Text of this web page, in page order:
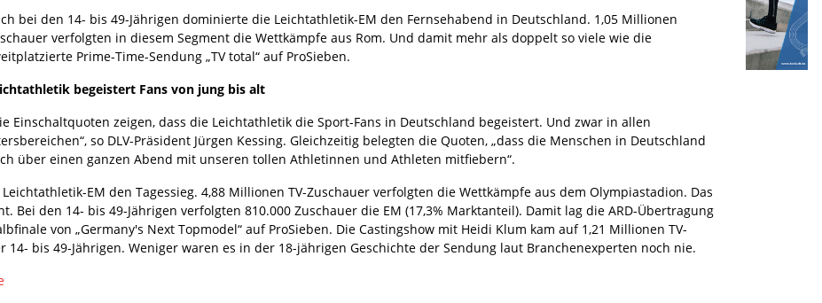
bei den 14- bis 49-Jährigen dominierte die Leichtathletik-EM den Fernsehabend in Deutschland. 1,05 Millionen
verfolgten in diesem Segment die Wettkämpfe aus Rom. Und damit mehr als doppelt so viele wie die
Prime-Time-Sendung „TV total“ auf ProSieben.
begeistert Fans von jung bis alt
Einschaltquoten zeigen, dass die Leichtathletik die Sport-Fans in Deutschland begeistert. Und zwar in allen
so DLV-Präsident Jürgen Kessing. Gleichzeitig belegten die Quoten, „dass die Menschen in Deutschland
über einen ganzen Abend mit unseren tollen Athletinnen und Athleten mitfiebern“.
EM den Tagessieg. 4,88 Millionen TV-Zuschauer verfolgten die Wettkämpfe aus dem Olympiastadion. Das
Bei den 14- bis 49-Jährigen verfolgten 810.000 Zuschauer die EM (17,3% Marktanteil). Damit lag die ARD-Übertragung
von „Germany's Next Topmodel“ auf ProSieben. Die Castingshow mit Heidi Klum kam auf 1,21 Millionen TV-
bis 49-Jährigen. Weniger waren es in der 18-jährigen Geschichte der Sendung laut Branchenexperten noch nie.